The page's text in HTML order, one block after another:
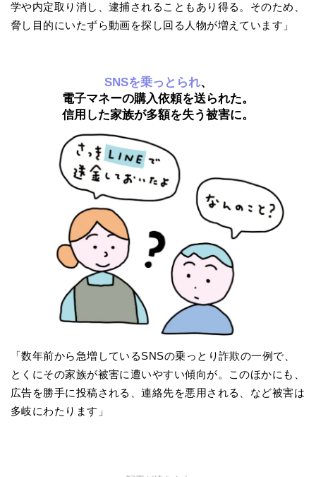
学や内定取り消し、逮捕されることもあり得る。そのため、
脅し目的にいたずら動画を探し回る人物が増えています」
SNSを乗っとられ、
電子マネーの購入依頼を送られた。
信用した家族が多額を失う被害に。
「数年前から急増しているSNSの乗っとり詐欺の一例で、
とくにその家族が被害に遭いやすい傾向が。このほかにも、
広告を勝手に投稿される、連絡先を悪用される、など被害は
多岐にわたります」